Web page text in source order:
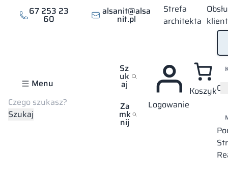
67 253 23
60
alsanit@alsa
nit.pl
Strefa
architekta
Menu
Szukaj
Szukaj
Sz
uk
aj
Za
mk
nij
Logowanie
Koszyk
Strona główna Realizacje Boutique fitness